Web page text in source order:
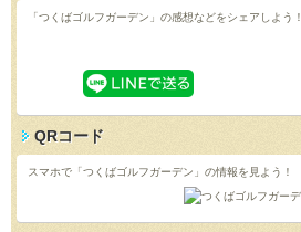
「つくばゴルフガーデン」の感想などをシェアしよう！
QRコード
スマホで「つくばゴルフガーデン」の情報を見よう！